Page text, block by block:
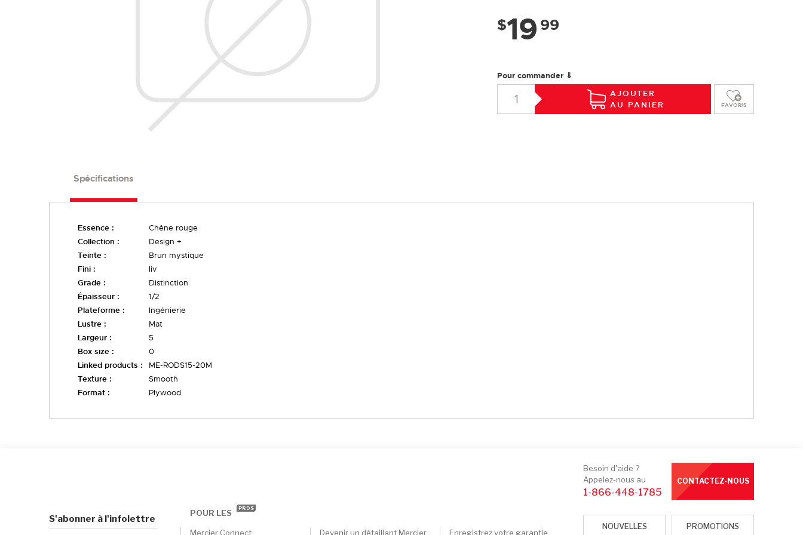
$19 99
Pour commander ⇓
AJOUTER
AU PANIER
FAVORIS
Spécifications
Essence :
Chêne rouge
Collection :
Design +
Teinte :
Brun mystique
Fini :
liv
Grade :
Distinction
Épaisseur :
1/2
Plateforme :
Ingénierie
Lustre :
Mat
Largeur :
5
Box size :
0
Linked products :
ME-RODS15-20M
Texture :
Smooth
Format :
Plywood
S'abonner à l'infolettre
POUR LES PROS
Mercier Connect Devenir un détaillant Mercier Enregistrez votre garantie
Besoin d'aide ?
Appelez-nous au
1-866-448-1785
CONTACTEZ-NOUS
NOUVELLES PROMOTIONS